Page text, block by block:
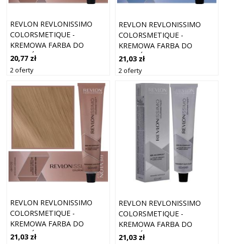
REVLON REVLONISSIMO
COLORSMETIQUE -
KREMOWA FARBA DO
WŁOSÓW, 60ML 7,24 |
ŚREDNI OPALIZUJĄCY
KASZTANOWY BLOND
20,77 zł
2 oferty
REVLON REVLONISSIMO
COLORSMETIQUE -
KREMOWA FARBA DO
WŁOSÓW, 60ML 7,13 |
ŚREDNI POPIELATY ŻŁOTY
BLOND
21,03 zł
2 oferty
REVLON REVLONISSIMO
COLORSMETIQUE -
KREMOWA FARBA DO
WŁOSÓW, 60ML 7,41 |
21,03 zł
REVLON REVLONISSIMO
COLORSMETIQUE -
KREMOWA FARBA DO
WŁOSÓW, 60ML 7,1 |
21,03 zł